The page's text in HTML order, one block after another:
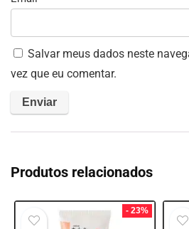
Salvar meus dados neste
vez que eu comentar.
Produtos relacionados
- 23%